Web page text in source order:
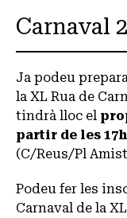
Carnaval
Ja podeu
la XL Rua de
tindrà lloc el
partir de les 17h
(C/Reus/Pl
Podeu fer les
Carnaval de la